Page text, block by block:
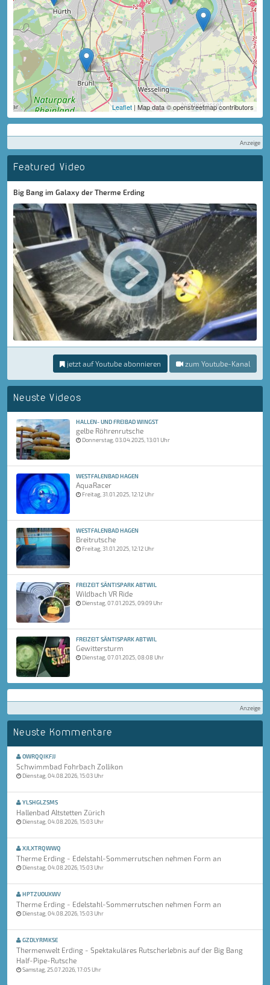
Leaflet | Map data © openstreetmap contributors
Anzeige
Featured Video
Big Bang im Galaxy der Therme Erding
jetzt auf Youtube abonnieren zum Youtube-Kanal
Neuste Videos
HALLEN- UND FREIBAD WINGST
gelbe Röhrenrutsche
Donnerstag, 03.04.2025, 13:01 Uhr
WESTFALENBAD HAGEN
AquaRacer
Freitag, 31.01.2025, 12:12 Uhr
WESTFALENBAD HAGEN
Breitrutsche
Freitag, 31.01.2025, 12:12 Uhr
FREIZEIT SÄNTISPARK ABTWIL
Wildbach VR Ride
Dienstag, 07.01.2025, 09:09 Uhr
FREIZEIT SÄNTISPARK ABTWIL
Gewittersturm
Dienstag, 07.01.2025, 08:08 Uhr
Anzeige
Neuste Kommentare
OWRQQIKFJJ
Schwimmbad Fohrbach Zollikon
Dienstag, 04.08.2026, 15:03 Uhr
YLSHGLZSMS
Hallenbad Altstetten Zürich
Dienstag, 04.08.2026, 15:03 Uhr
XJLXTRQWWQ
Therme Erding - Edelstahl-Sommerrutschen nehmen Form an
Dienstag, 04.08.2026, 15:03 Uhr
HPTZUOUXWV
Therme Erding - Edelstahl-Sommerrutschen nehmen Form an
Dienstag, 04.08.2026, 15:03 Uhr
GZDLYRMKSE
Thermenwelt Erding - Spektakuläres Rutscherlebnis auf der Big Bang
Half-Pipe-Rutsche
Samstag, 25.07.2026, 17:05 Uhr